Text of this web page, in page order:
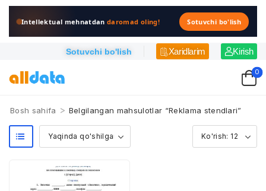
Intellektual mehnatdandaromad oling! Sotuvchi bo'lish
Sotuvchi bo'lish Xaridlarim Kirish
0
Bosh sahifa > Belgilangan mahsulotlar “Reklama stendlari”